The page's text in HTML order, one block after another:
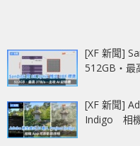
[XF 新聞]
512GB‧最
[XF 新聞]
Indigo 相